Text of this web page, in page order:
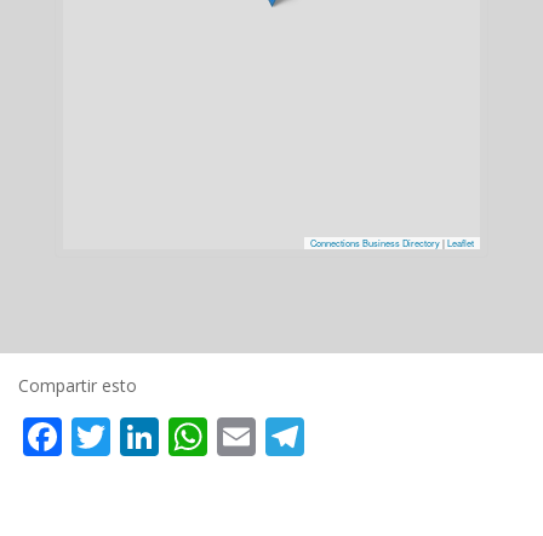
Connections Business Directory|Leaflet
Compartir esto
Facebook
Twitter
LinkedIn
WhatsApp
Email